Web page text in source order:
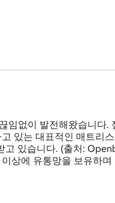
없이 발전해왔습니다
있는 대표적인 매트리
있습니다. (출처:
상에 유통망을 보유하